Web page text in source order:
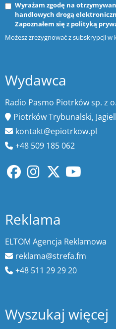
Wyrażam zgodę na
handlowych drogą
Zapoznałem się z polityką
Możesz zrezygnować z subskrypcji w
Wydawca
Radio Pasmo Piotrków sp. z
Piotrków Trybunalski,
kontakt@epiotrkow.pl
+48 509 185 062
Reklama
ELTOM Agencja Reklamowa
reklama@strefa.fm
+48 511 29 29 20
Wyszukaj więcej